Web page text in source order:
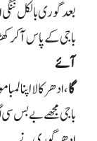
بعد گوری بالکل ننگی
باجی کے پاس آ کر
آئے
گا، ادھر کالا اپنا
باجی مجھے بے بس